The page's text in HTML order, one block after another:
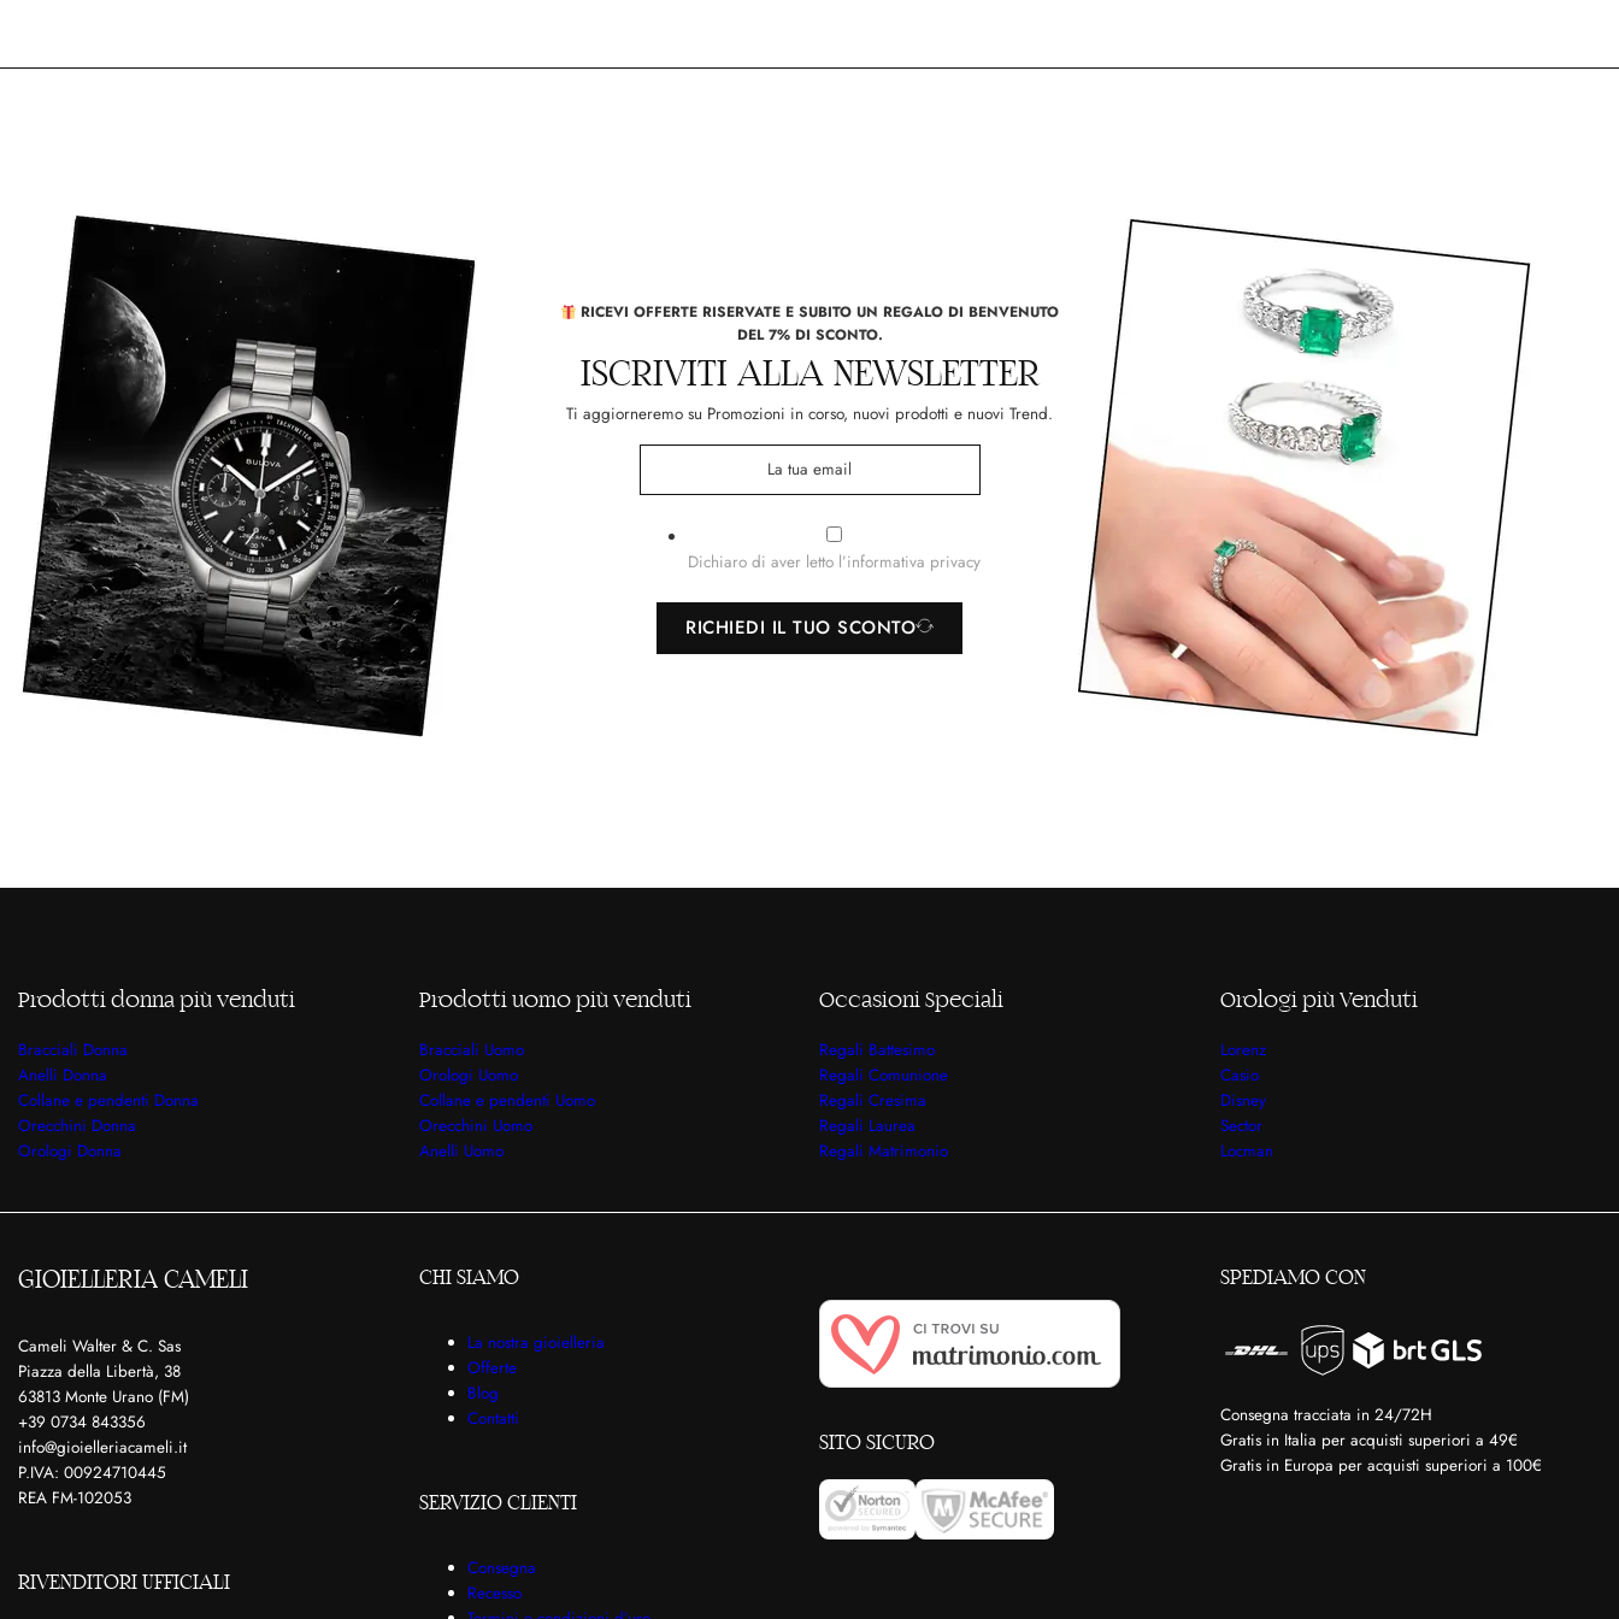
RICEVI OFFERTE RISERVATE E SUBITO UN REGALO DI BENVENUTO
DEL 7% DI SCONTO.
ISCRIVITI ALLA NEWSLETTER
Ti aggiorneremo su Promozioni in corso, nuovi prodotti e nuovi Trend.
Dichiaro di aver letto l’informativa privacy
RICHIEDI IL TUO SCONTO
Prodotti donna più venduti
Bracciali Donna
Anelli Donna
Collane e pendenti Donna
Orecchini Donna
Orologi Donna
Prodotti uomo più venduti
Bracciali Uomo
Orologi Uomo
Collane e pendenti Uomo
Orecchini Uomo
Anelli Uomo
Occasioni Speciali
Regali Battesimo
Regali Comunione
Regali Cresima
Regali Laurea
Regali Matrimonio
Orologi più Venduti
Lorenz
Casio
Disney
Sector
Locman
GIOIELLERIA CAMELI
Cameli Walter & C. Sas
Piazza della Libertà, 38
63813 Monte Urano (FM)
+39 0734 843356
info@gioielleriacameli.it
P.IVA: 00924710445
REA FM-102053
RIVENDITORI UFFICIALI
CHI SIAMO
La nostra gioielleria
Offerte
Blog
Contatti
SERVIZIO CLIENTI
Consegna
Recesso
SITO SICURO
SPEDIAMO CON
Consegna tracciata in 24/72H
Gratis in Italia per acquisti superiori a 49€
Gratis in Europa per acquisti superiori a 100€